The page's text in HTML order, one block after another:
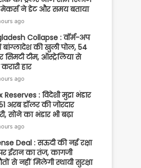
मेकर्स ने डेट और समय बताया
ago
Collapse : वॉर्म-अप
की खुली पोल, 54
सिमटी टीम, ऑस्ट्रेलिया से
हार
ago
Reserves : विदेशी मुद्रा भंडार
अरब डॉलर की जोरदार
सोने का भंडार भी बढ़ा
ago
Deal : सऊदी की नई रक्षा
ईरान का तंज, कागजी
से नहीं मिलेगी स्थायी सुरक्षा